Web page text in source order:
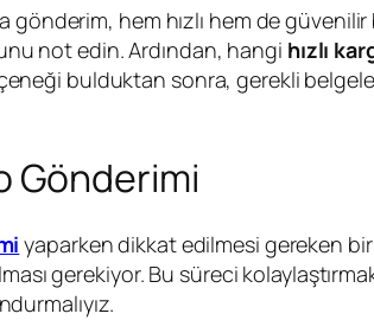
gönderim, hem hızlı hem de
not edin. Ardından, hangi hızlı
bulduktan sonra, gerekli
Gönderimi
yaparken dikkat edilmesi gereken
gerekiyor. Bu süreci